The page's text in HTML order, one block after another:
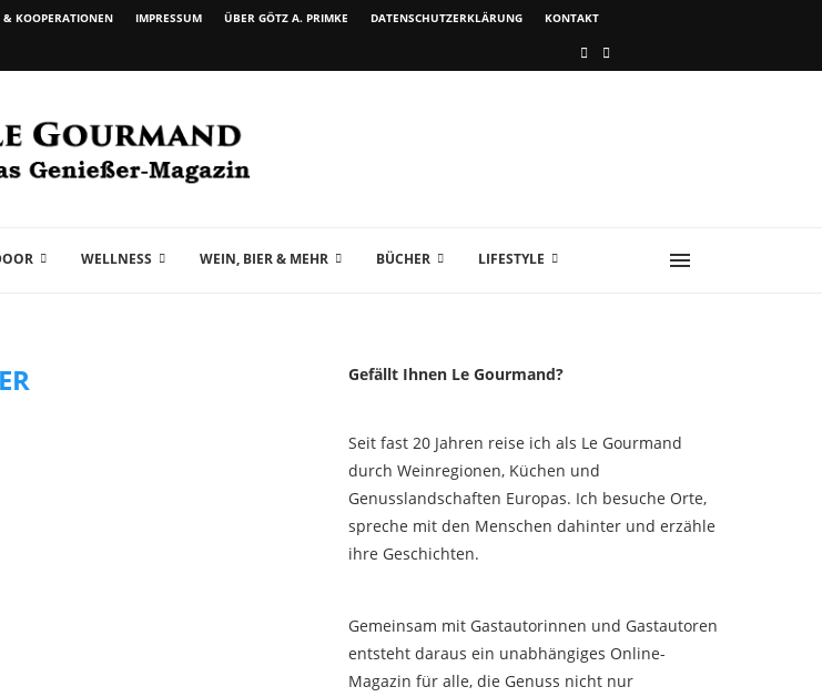
& KOOPERATIONEN IMPRESSUM ÜBER GÖTZ A. PRIMKE DATENSCHUTZERKLÄRUNG KONTAKT
WELLNESS WEIN, BIER & MEHR BÜCHER LIFESTYLE
Gefällt Ihnen Le Gourmand?
Seit fast 20 Jahren reise ich als Le Gourmand
durch Weinregionen, Küchen und
Genusslandschaften Europas. Ich besuche Orte,
spreche mit den Menschen dahinter und erzähle
ihre Geschichten.
Gemeinsam mit Gastautorinnen und Gastautoren
entsteht daraus ein unabhängiges Online-
Magazin für alle, die Genuss nicht nur